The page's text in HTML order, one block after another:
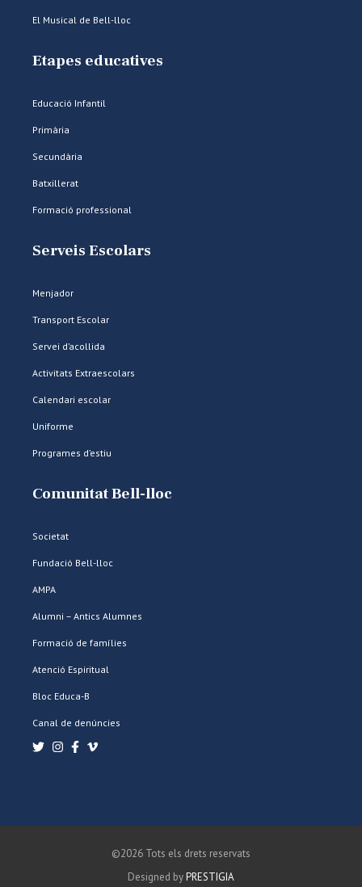
El Musical de Bell-lloc
Etapes educatives
Educació Infantil
Primària
Secundària
Batxillerat
Formació professional
Serveis Escolars
Menjador
Transport Escolar
Servei d’acollida
Activitats Extraescolars
Calendari escolar
Uniforme
Programes d’estiu
Comunitat Bell-lloc
Societat
Fundació Bell-lloc
AMPA
Alumni – Antics Alumnes
Formació de famílies
Atenció Espiritual
Bloc Educa-B
Canal de denúncies
©2026 Tots els drets reservats
Designed byPRESTIGIA